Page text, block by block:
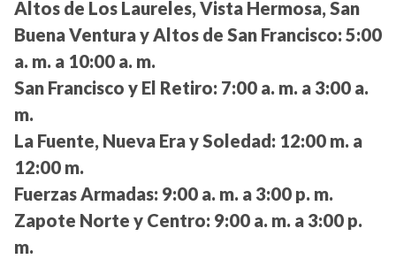
Altos de Los Laureles, Vista Hermosa, San
Buena Ventura y Altos de San Francisco: 5:00
a. m. a 10:00 a. m.
San Francisco y El Retiro: 7:00 a. m. a 3:00 a.
m.
La Fuente, Nueva Era y Soledad: 12:00 m. a
12:00 m.
Fuerzas Armadas: 9:00 a. m. a 3:00 p. m.
Zapote Norte y Centro: 9:00 a. m. a 3:00 p.
m.